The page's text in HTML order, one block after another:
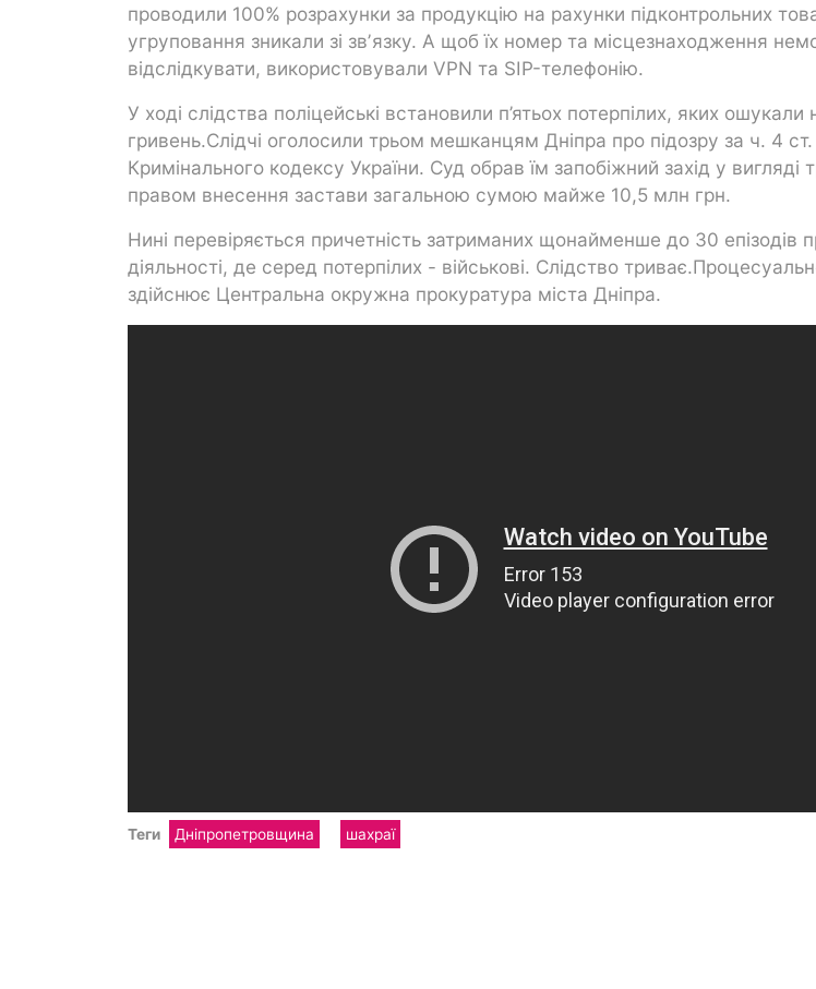
проводили 100% розрахунки за продукцію на рахунки підконтрольних
угруповання зникали зі звʼязку. А щоб їх номер та місцезнаходження
відслідкувати, використовували VPN та SIP-телефонію.
У ході слідства поліцейські встановили п’ятьох потерпілих, яких
гривень.Слідчі оголосили трьом мешканцям Дніпра про підозру за ч. 4
Кримінального кодексу України. Суд обрав їм запобіжний захід у вигляді
правом внесення застави загальною сумою майже 10,5 млн грн.
Нині перевіряється причетність затриманих щонайменше до 30 епізодів
діяльності, де серед потерпілих - військові. Слідство
здійснює Центральна окружна прокуратура міста Дніпра.
Теги Дніпропетровщина шахраї